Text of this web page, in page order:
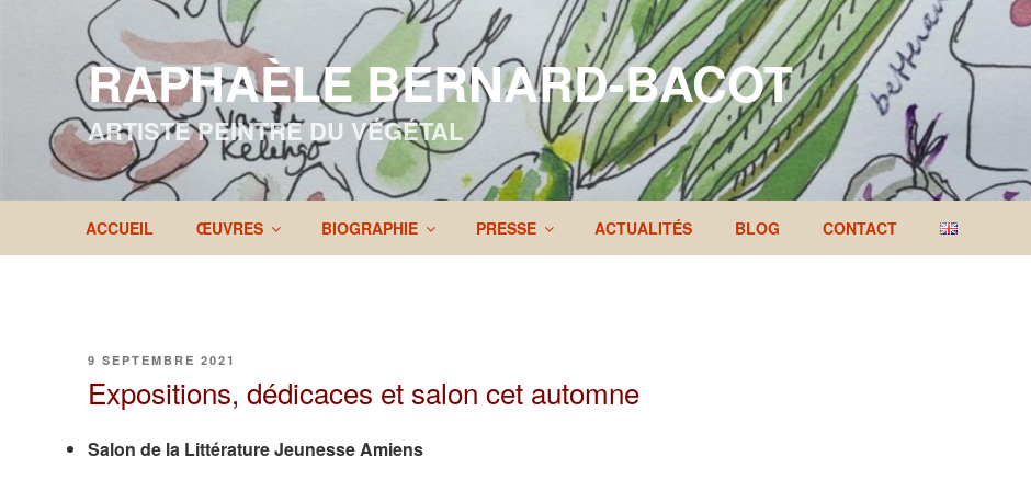
RAPHAÈLE BERNARD-BACOT
ARTISTE PEINTRE DU VÉGÉTAL
ACCUEIL ŒUVRES BIOGRAPHIE PRESSE ACTUALITÉS BLOG CONTACT
PUBLIÉ
9 SEPTEMBRE 2021
Expositions, dédicaces et salon cet automne
Salon de la Littérature Jeunesse Amiens